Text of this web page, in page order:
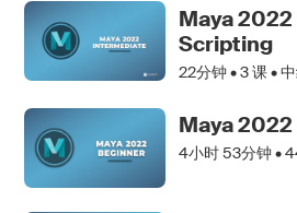
Maya
Scripting
22分钟 •3课 •
Maya
4小时 53分钟 •